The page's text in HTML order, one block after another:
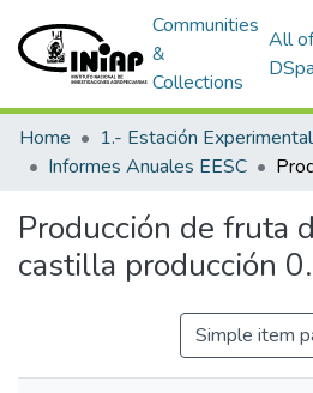
Communities
&
Collections
All
Home
Informes Anuales EESC
Producción de fruta
castilla producción
Simple item